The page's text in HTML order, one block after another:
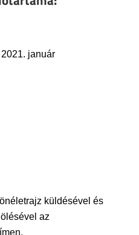
január
küldésével és
az